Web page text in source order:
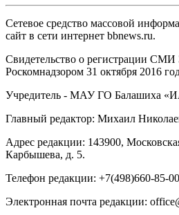
Сетевое средство массовой
сайт в сети интернет bbnews.ru.
Свидетельство о регистрации
Роскомнадзором 31 октября 2016
Учредитель - МАУ ГО Балашиха
Главный редактор: Михаил
Адрес редакции: 143900,
Карбышева, д. 5.
Телефон редакции: +7(498)660-85-
Электронная почта редакции: